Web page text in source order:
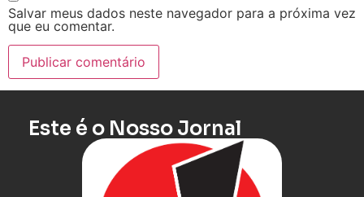
Salvar meus dados neste navegador para a próxima vez
que eu comentar.
Este é o Nosso Jornal